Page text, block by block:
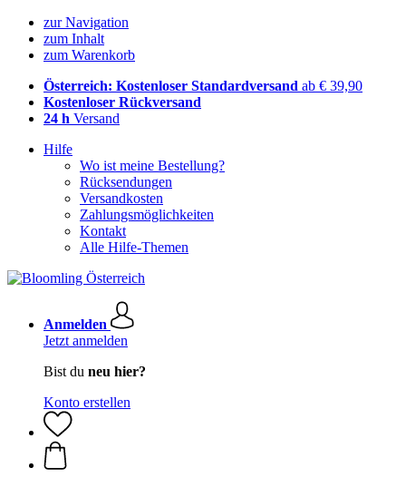
zur Navigation
zum Inhalt
zum Warenkorb
Österreich: Kostenloser Standardversand ab € 39,90
Kostenloser Rückversand
24 h Versand
Hilfe
Wo ist meine Bestellung?
Rücksendungen
Versandkosten
Zahlungsmöglichkeiten
Kontakt
Alle Hilfe-Themen
Anmelden
Jetzt anmelden
Bist du neu hier?
Konto erstellen